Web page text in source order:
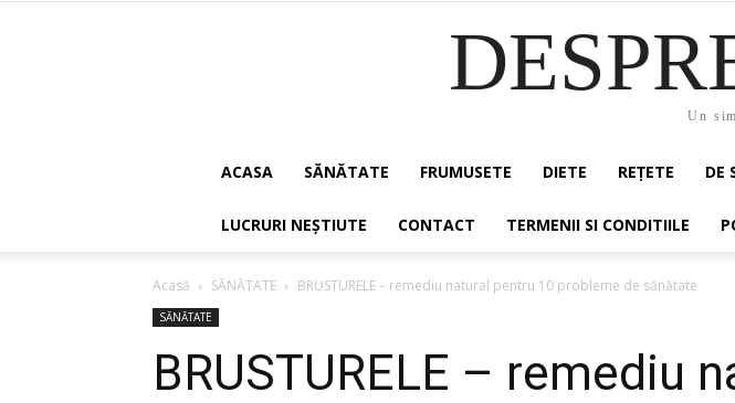
Un
ACASA SĂNĂTATE FRUMUSETE DIETE REȚETE DE
LUCRURI NEȘTIUTE CONTACT TERMENII SI CONDITIILE
Acasă SĂNĂTATE BRUSTURELE – remediu natural pentru 10 probleme de sănătate
SĂNĂTATE
BRUSTURELE – remediu